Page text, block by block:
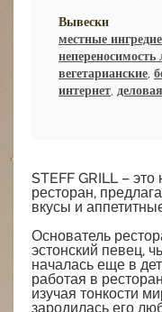
Вывески
местные
непереносимость
вегетарианские,
интернет,
STEFF GRILL –
ресторан,
вкусы и
Основатель
эстонский певец,
началась еще в
работая в
изучая тонкости
зародилась его